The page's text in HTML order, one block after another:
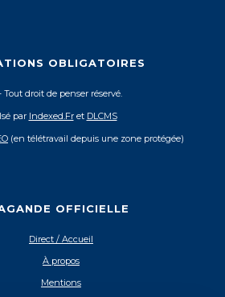
OBLIGATOIRES
Tout droit de penser réservé.
par Indexed.Fret DLCMS
(en télétravail depuis une zone protégée)
OFFICIELLE
Direct / Accueil
À propos
Mentions